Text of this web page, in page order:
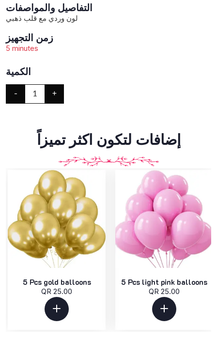
التفاصيل والمواصفات
لون وردي مع قلب ذهبي
زمن التجهيز
5 minutes
الكمية
- 1 +
إضافات لتكون اكثر تميزاً
5 Pcs gold balloons
QR 25.00
5 Pcs light pink balloons
QR 25.00